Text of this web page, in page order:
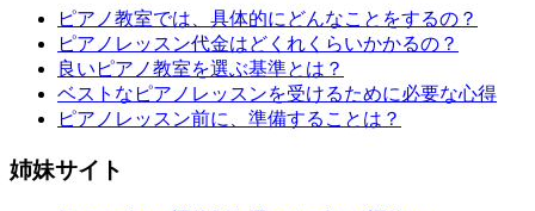
ピアノ教室では、具体的にどんなことをするの？
ピアノレッスン代金はどくれくらいかかるの？
良いピアノ教室を選ぶ基準とは？
ベストなピアノレッスンを受けるために必要な心得
ピアノレッスン前に、準備することは？
姉妹サイト